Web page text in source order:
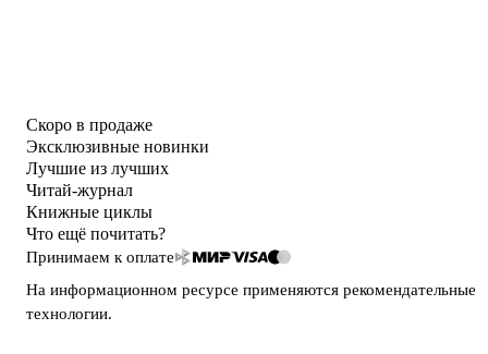
Скоро в продаже
Эксклюзивные новинки
Лучшие из лучших
Читай-журнал
Книжные циклы
Что ещё почитать?
Принимаем к оплате
На информационном ресурсе применяются рекомендательные
технологии.